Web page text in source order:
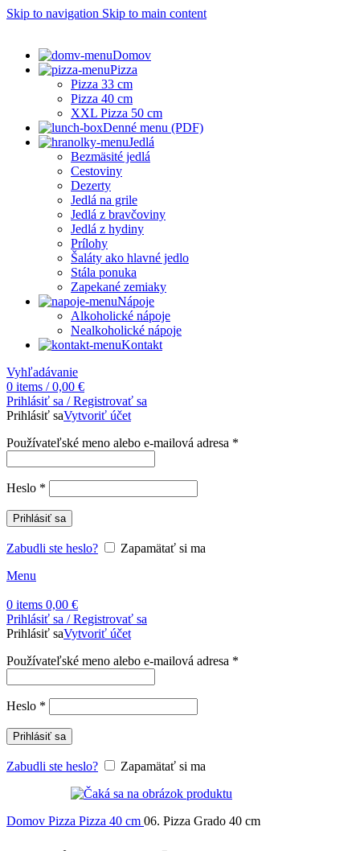
Skip to navigation Skip to main content
Domov
Pizza
Pizza 33 cm
Pizza 40 cm
XXL Pizza 50 cm
Denné menu (PDF)
Jedlá
Bezmäsité jedlá
Cestoviny
Dezerty
Jedlá na grile
Jedlá z bravčoviny
Jedlá z hydiny
Prílohy
Šaláty ako hlavné jedlo
Stála ponuka
Zapekané zemiaky
Nápoje
Alkoholické nápoje
Nealkoholické nápoje
Kontakt
Vyhľadávanie
0 items / 0,00 €
Prihlásiť sa / Registrovať sa
Prihlásiť saVytvoriť účet
Používateľské meno alebo e-mailová adresa *
Heslo *
Prihlásiť sa
Zabudli ste heslo?
Zapamätať si ma
Menu
0 items 0,00 €
Prihlásiť sa / Registrovať sa
Prihlásiť saVytvoriť účet
Používateľské meno alebo e-mailová adresa *
Heslo *
Prihlásiť sa
Zabudli ste heslo? Zapamätať si ma
Domov Pizza Pizza 40 cm 06. Pizza Grado 40 cm